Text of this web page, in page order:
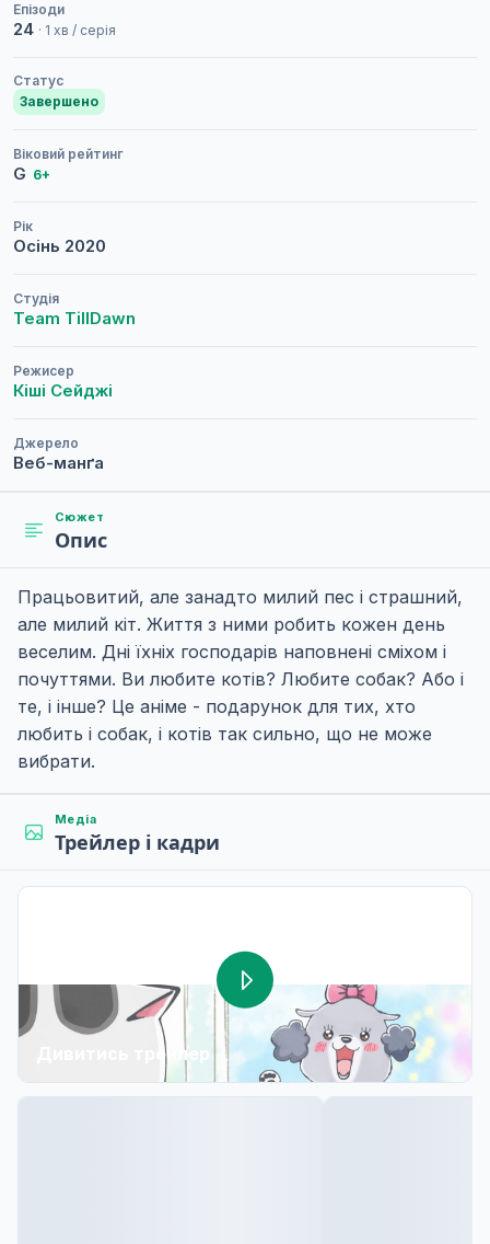
Епізоди
24 · 1 хв / серія
Статус
Завершено
Віковий рейтинг
G 6+
Рік
Осінь 2020
Студія
Team TillDawn
Режисер
Кіші Сейджі
Джерело
Веб-манґа
Сюжет
Опис
Працьовитий, але занадто милий пес і страшний,
але милий кіт. Життя з ними робить кожен день
веселим. Дні їхніх господарів наповнені сміхом і
почуттями. Ви любите котів? Любите собак? Або і
те, і інше? Це аніме - подарунок для тих, хто
любить і собак, і котів так сильно, що не може
вибрати.
Медіа
Трейлер і кадри
Дивитись трейлер